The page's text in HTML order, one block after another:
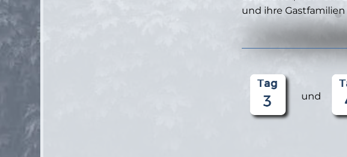
und ihre Gastfamilien
und